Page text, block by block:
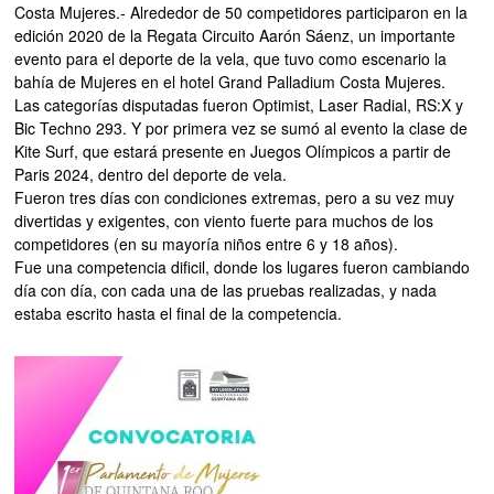
Costa Mujeres.- Alrededor de 50 competidores participaron en la
edición 2020 de la Regata Circuito Aarón Sáenz, un importante
evento para el deporte de la vela, que tuvo como escenario la
bahía de Mujeres en el hotel Grand Palladium Costa Mujeres.
Las categorías disputadas fueron Optimist, Laser Radial, RS:X y
Bic Techno 293. Y por primera vez se sumó al evento la clase de
Kite Surf, que estará presente en Juegos Olímpicos a partir de
Paris 2024, dentro del deporte de vela.
Fueron tres días con condiciones extremas, pero a su vez muy
divertidas y exigentes, con viento fuerte para muchos de los
competidores (en su mayoría niños entre 6 y 18 años).
Fue una competencia dificil, donde los lugares fueron cambiando
día con día, con cada una de las pruebas realizadas, y nada
estaba escrito hasta el final de la competencia.